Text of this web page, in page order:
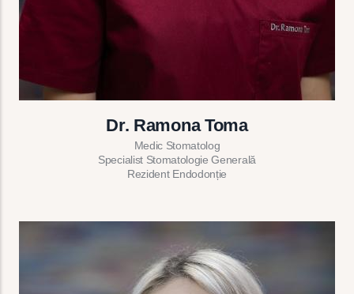
Dr. Ramona Toma
Medic Stomatolog
Specialist Stomatologie Generală
Rezident Endodonție